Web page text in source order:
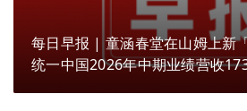
每日早报 | 童涵春堂在山姆上新
统一中国2026年中期业绩营收